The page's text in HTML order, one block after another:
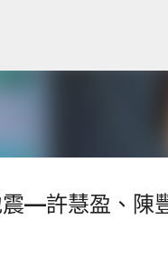
震—許慧盈、陳